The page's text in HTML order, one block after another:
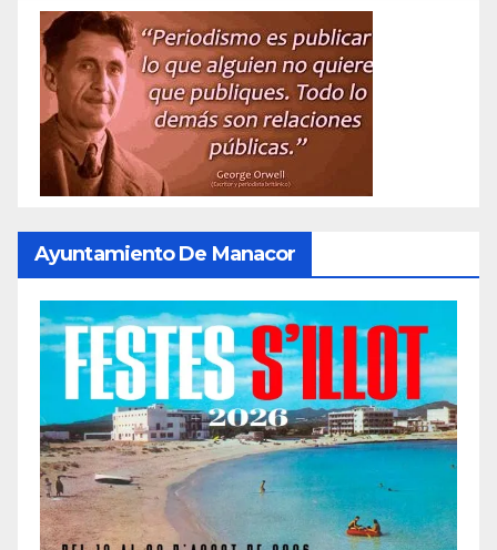
Ayuntamiento De Manacor